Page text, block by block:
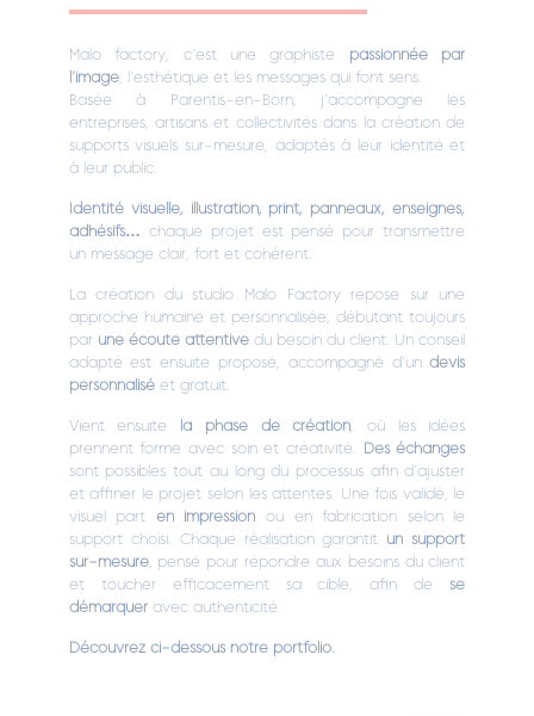
Malo factory, c’est une graphiste passionnée par
l’image, l’esthétique et les messages qui font sens.
Basée à Parentis-en-Born, j’accompagne les
entreprises, artisans et collectivités dans la création de
supports visuels sur-mesure, adaptés à leur identité et
à leur public.
Identité visuelle, illustration, print, panneaux, enseignes,
adhésifs… chaque projet est pensé pour transmettre
un message clair, fort et cohérent.
La création du studio Malo Factory repose sur une
approche humaine et personnalisée, débutant toujours
par une écoute attentivedu besoin du client. Un conseil
adapté est ensuite proposé, accompagné d’undevis
personnaliséet gratuit.
Vient ensuite la phase de création, où les idées
prennent forme avec soin et créativité. Des échanges
sont possibles tout au long du processus afin d’ajuster
et affiner le projet selon les attentes. Une fois validé, le
visuel part en impression ou en fabrication selon le
support choisi. Chaque réalisation garantit un support
sur-mesure, pensé pour répondre aux besoins du client
et toucher efficacement sa cible, afin de se
démarqueravec authenticité.
Découvrez ci-dessous notre portfolio.